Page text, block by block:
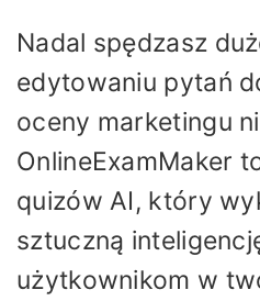
Nadal spędzasz
edytowaniu pytań
oceny marketingu
OnlineExamMaker
quizów AI, który
sztuczną
użytkownikom w